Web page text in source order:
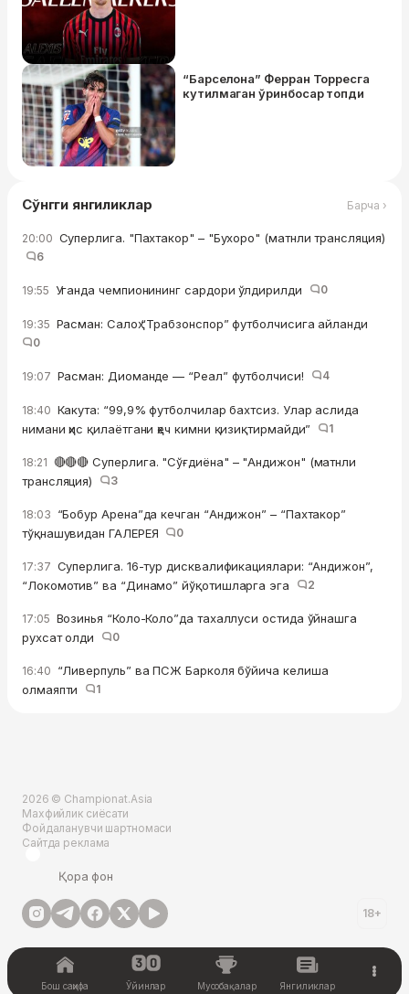
“Барселона” Ферран Торресга
кутилмаган ўринбосар топди
Сўнгги янгиликлар Барча ›
20:00 Суперлига. "Пахтакор" – "Бухоро" (матнли трансляция)
6
19:55 Уганда чемпионининг сардори ўлдирилди 0
19:35 Расман: Салоҳ “Трабзонспор” футболчисига айланди
0
19:07 Расман: Диоманде — “Реал” футболчиси! 4
18:40 Какута: “99,9% футболчилар бахтсиз. Улар аслида
нимани ҳис қилаётгани ҳеч кимни қизиқтирмайди”
1
18:21 🔴🔴🔴 Суперлига. "Сўғдиёна" – "Андижон" (матнли
трансляция)
3
18:03 “Бобур Арена”да кечган “Андижон” – “Пахтакор”
тўқнашувидан ГАЛЕРЕЯ
0
17:37 Суперлига. 16-тур дисквалификациялари: “Андижон”,
“Локомотив” ва “Динамо” йўқотишларга эга
2
17:05 Возинья “Коло-Коло”да тахаллуси остида ўйнашга
рухсат олди
0
16:40 “Ливерпуль” ва ПСЖ Барколя бўйича келиша
олмаяпти
1
2026 © Championat.Asia
Махфийлик сиёсати
Фойдаланувчи шартномаси
Сайтда реклама
Қора фон
18+
Бош саҳифа Ўйинлар Мусобақалар Янгиликлар